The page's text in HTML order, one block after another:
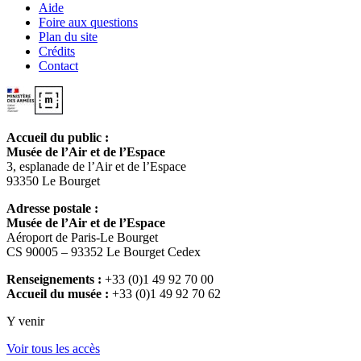
Aide
Foire aux questions
Plan du site
Crédits
Contact
Accueil du public :
Musée de l’Air et de l’Espace
3, esplanade de l’Air et de l’Espace
93350 Le Bourget
Adresse postale :
Musée de l’Air et de l’Espace
Aéroport de Paris-Le Bourget
CS 90005 – 93352 Le Bourget Cedex
Renseignements : +33 (0)1 49 92 70 00
Accueil du musée : +33 (0)1 49 92 70 62
Y venir
Voir tous les accès